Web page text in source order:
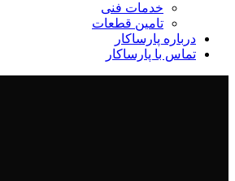
خدمات فنی
تامین قطعات
درباره پارساکار
تماس با پارساکار